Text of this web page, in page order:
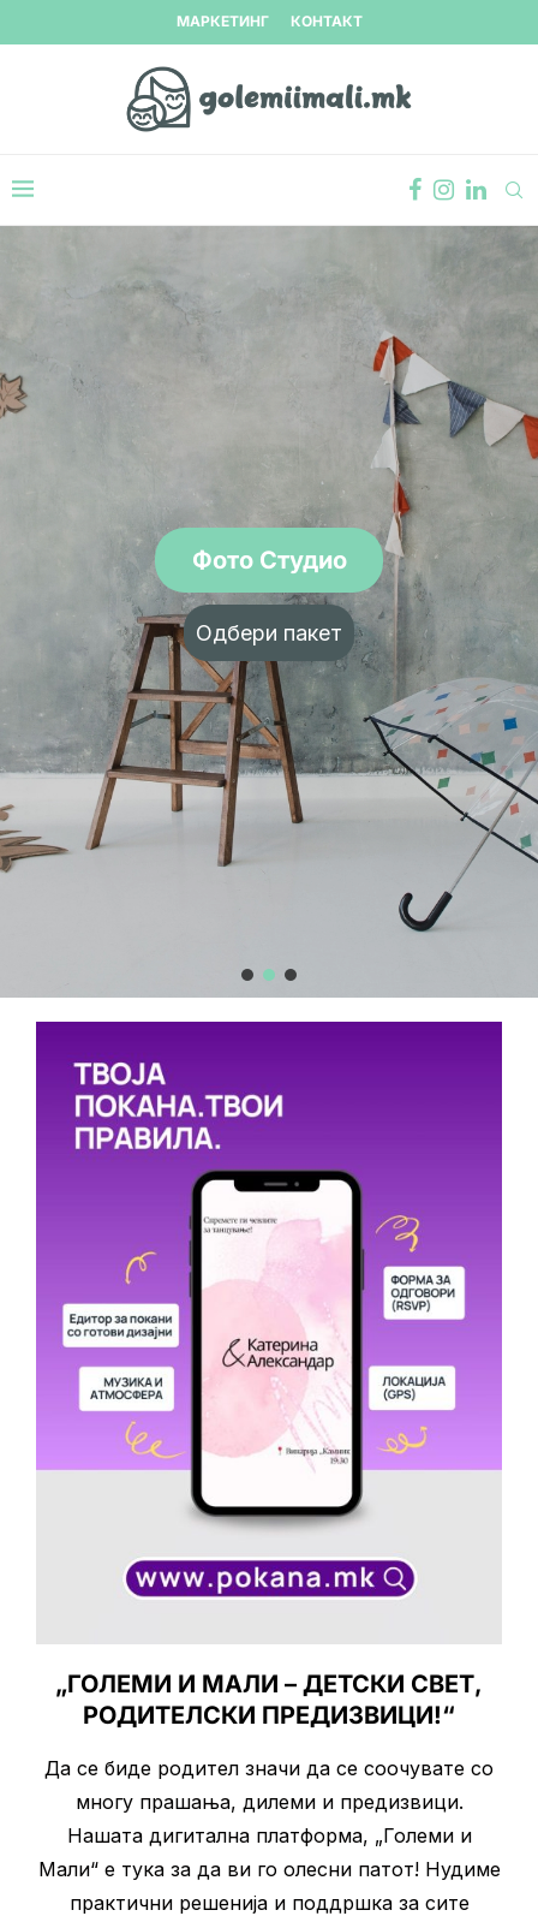
МАРКЕТИНГ КОНТАКТ
Фото Студио
Одбери пакет
„ГОЛЕМИ И МАЛИ – ДЕТСКИ СВЕТ,
РОДИТЕЛСКИ ПРЕДИЗВИЦИ!“
Да се биде родител значи да се соочувате со
многу прашања, дилеми и предизвици.
Нашата дигитална платформа, „Големи и
Мали“ е тука за да ви го олесни патот! Нудиме
практични решенија и поддршка за сите